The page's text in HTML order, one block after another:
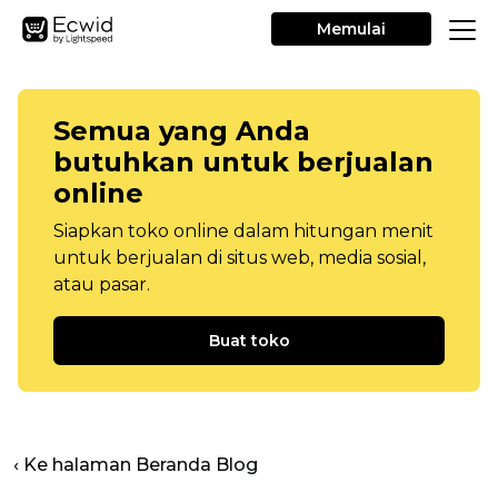
Memulai
Semua yang Anda
butuhkan untuk berjualan
online
Siapkan toko online dalam hitungan menit
untuk berjualan di situs web, media sosial,
atau pasar.
Buat toko
‹ Ke halaman Beranda Blog